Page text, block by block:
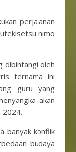
nimo
dibintangi oleh
ternama ini
guru yang
akan
2024.
banyak konflik
budaya